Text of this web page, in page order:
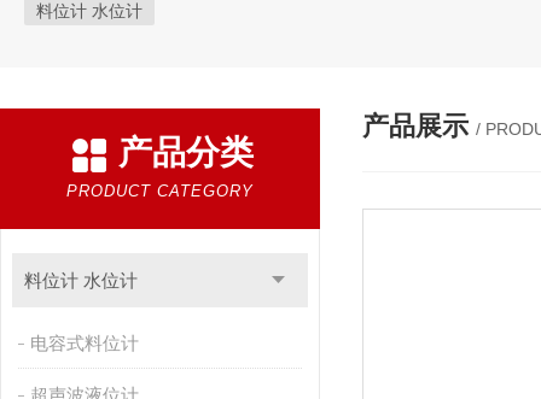
料位计 水位计
产品分类
PRODUCT CATEGORY
料位计 水位计
电容式料位计
超声波液位计
产品展示 /